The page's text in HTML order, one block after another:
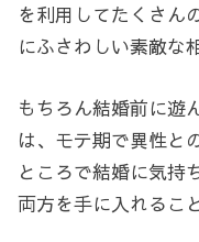
を利用してたくさん
にふさわしい素敵な
もちろん結婚前に遊
は、モテ期で異性と
ところで結婚に気持
両方を手に入れるこ